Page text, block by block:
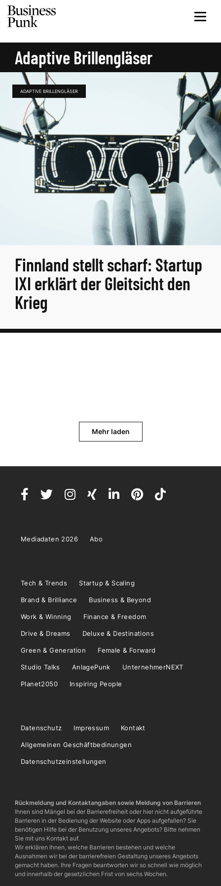
Adaptive Brillengläser
ADAPTIVE BRILLENGLÄSER
Finnland stellt scharf: Startup
IXI erklärt der Gleitsicht den
Krieg
Mehr laden
Mediadaten 2026 Abo
Tech & Trends Startup & Scaling
Brand & Brilliance Business & Beyond
Work & Winning Finance & Freedom
Drive & Dreams Deluxe & Destinations
Green & Generation Female & Forward
Studio Talks AnlagePunk UnternehmerNEXT
Planet2050 Inspiring People
Datenschutz Impressum Kontakt
Allgemeinen Geschäftbedinungen
Datenschutzeinstellungen
Rückmeldung und Kontaktangaben sowie Meldung von Barrieren
Ihnen sind Mängel bei der Barrierefreiheit oder hier nicht aufgeführte
Barrieren in der Bedienung der Website oder Apps aufgefallen? Sie
benötigen Hilfe bei der Benutzung unseres Angebots? Bitte nehmen
Sie mit uns Kontakt auf.
Wir erklären Ihnen, welche Barrieren bestehen und welche
Ausnahmen wir bei der barrierefreien Gestaltung unseres Angebots
gemacht haben. Ihre Fragen beantworten wir so schnell wie möglich
und innerhalb der gesetzlichen Frist von sechs Wochen.